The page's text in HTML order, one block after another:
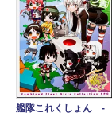
艦隊これくしょん ‐